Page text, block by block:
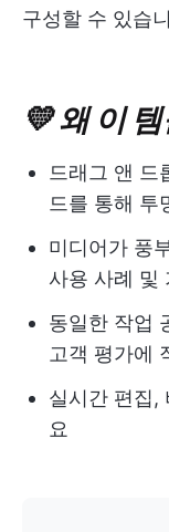
구성할 수 있습
💛 왜 이
드래그 앤 드
드를 통해 투
미디어가 풍
사용 사례 및
동일한 작업
고객 평가에
실시간 편집,
요